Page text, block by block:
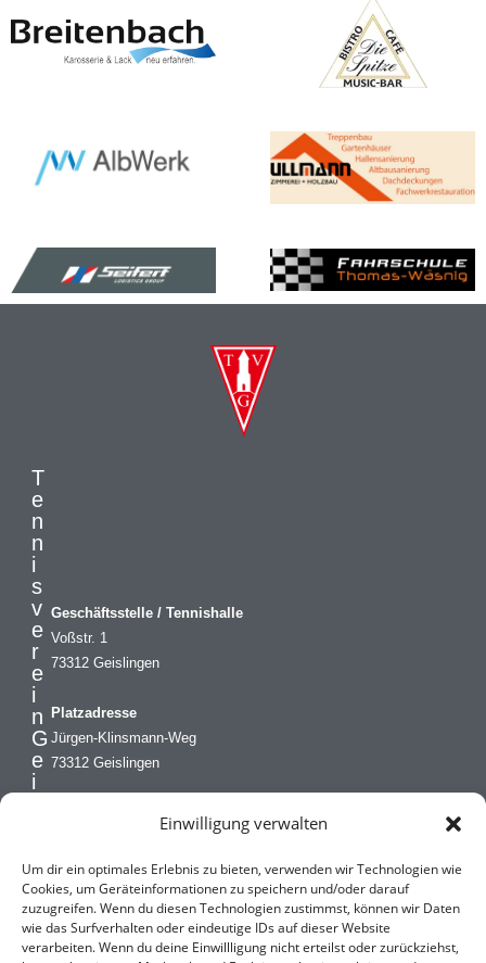
Einwilligung verwalten
Um dir ein optimales Erlebnis zu bieten, verwenden wir Technologien wie
Cookies, um Geräteinformationen zu speichern und/oder darauf
zuzugreifen. Wenn du diesen Technologien zustimmst, können wir Daten
wie das Surfverhalten oder eindeutige IDs auf dieser Website
verarbeiten. Wenn du deine Einwillligung nicht erteilst oder zurückziehst,
T
e
n
n
i
s
v
e
r
e
i
n
G
e
i
n
g
e
n
e
Geschäftsstelle / Tennishalle
Voßstr. 1
73312 Geislingen
Platzadresse
Jürgen-Klinsmann-Weg
73312 Geislingen
kontakt@tv-geislingen.de